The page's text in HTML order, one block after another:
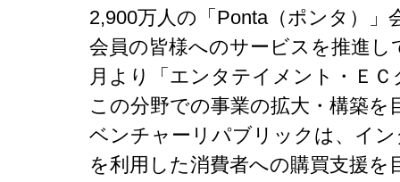
2,900万人の「Ponta（ポンタ）」
会員の皆様へのサービスを推進し
月より「エンタテイメント・Ｅ
この分野での事業の拡大・構築を
ベンチャーリパブリックは、イ
を利用した消費者への購買支援